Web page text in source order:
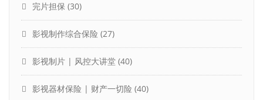
完片担保 (30)
影视制作综合保险 (27)
影视制片 | 风控大讲堂 (40)
影视器材保险 | 财产一切险 (40)